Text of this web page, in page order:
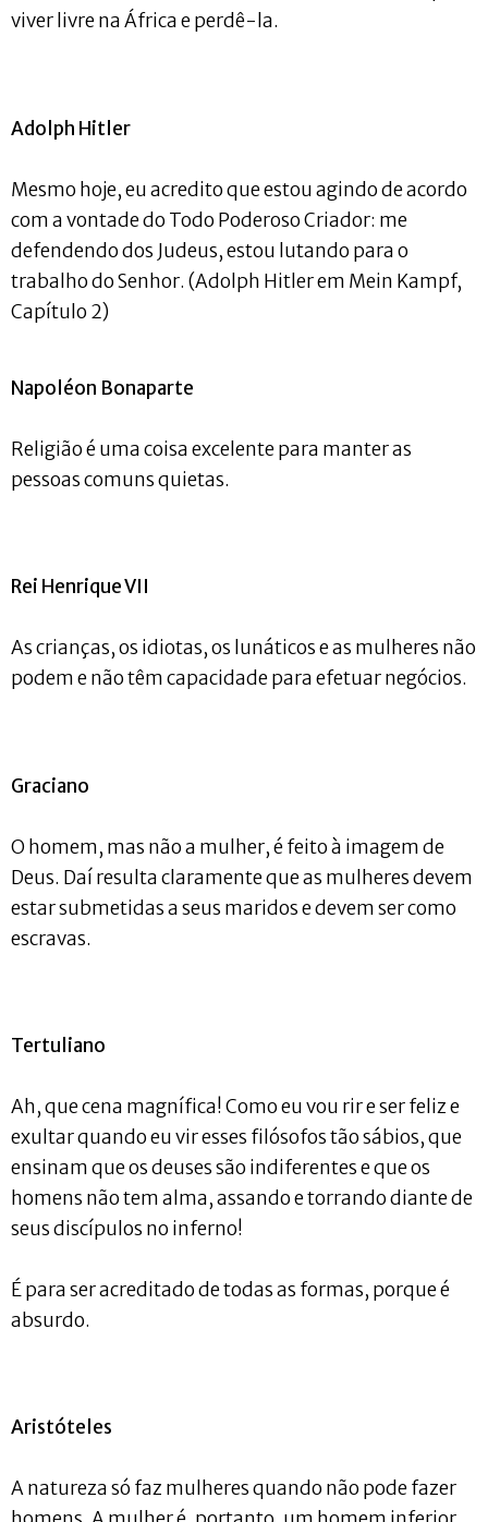
viver livre na África e perdê-la.
Adolph Hitler
Mesmo hoje, eu acredito que estou agindo de acordo
com a vontade do Todo Poderoso Criador: me
defendendo dos Judeus, estou lutando para o
trabalho do Senhor. (Adolph Hitler em Mein Kampf,
Capítulo 2)
Napoléon Bonaparte
Religião é uma coisa excelente para manter as
pessoas comuns quietas.
Rei Henrique VII
As crianças, os idiotas, os lunáticos e as mulheres não
podem e não têm capacidade para efetuar negócios.
Graciano
O homem, mas não a mulher, é feito à imagem de
Deus. Daí resulta claramente que as mulheres devem
estar submetidas a seus maridos e devem ser como
escravas.
Tertuliano
Ah, que cena magnífica! Como eu vou rir e ser feliz e
exultar quando eu vir esses filósofos tão sábios, que
ensinam que os deuses são indiferentes e que os
homens não tem alma, assando e torrando diante de
seus discípulos no inferno!
É para ser acreditado de todas as formas, porque é
absurdo.
Aristóteles
A natureza só faz mulheres quando não pode fazer